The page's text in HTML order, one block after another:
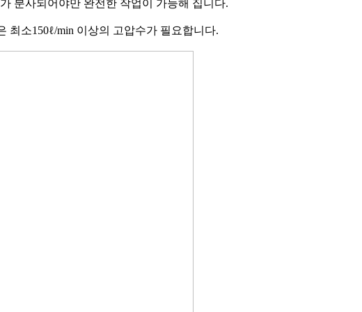
분사되어야만 완전한 작업이 가능해 집니다.
최소150ℓ/min 이상의 고압수가 필요합니다.